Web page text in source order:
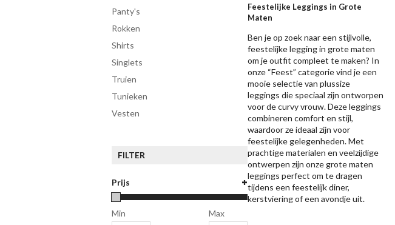
Panty's
Rokken
Shirts
singlets
Truien
Tunieken
Vesten
FILTER
Prijs
Min Max
Feestelijke Leggings in Grote
Maten
Ben je op zoek naar een stijlvolle,
feestelijke legging in grote maten
om je outfit compleet te maken? In
onze “Feest” categorie vind je een
mooie selectie van plussize
leggings die speciaal zijn ontworpen
voor de curvy vrouw. Deze leggings
combineren comfort en stijl,
waardoor ze ideaal zijn voor
feestelijke gelegenheden. Met
prachtige materialen en veelzijdige
ontwerpen zijn onze grote maten
leggings perfect om te dragen
tijdens een feestelijk diner,
kerstviering of een avondje uit.